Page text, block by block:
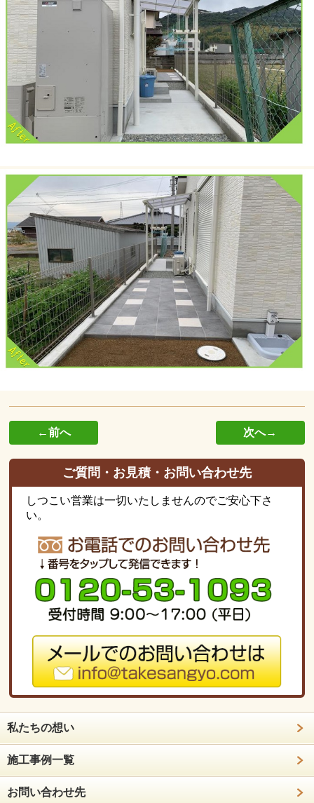
←前へ 次へ→
ご質問・お見積・お問い合わせ先
しつこい営業は一切いたしませんのでご安心下さ
い。
私たちの想い
施工事例一覧
お問い合わせ先